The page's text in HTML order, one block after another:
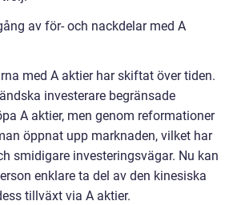
av för- och nackdelar med A
med A aktier har skiftat över tiden.
investerare begränsade
A aktier, men genom reformationer
öppnat upp marknaden, vilket har
smidigare investeringsvägar. Nu kan
enklare ta del av den kinesiska
tillväxt via A aktier.